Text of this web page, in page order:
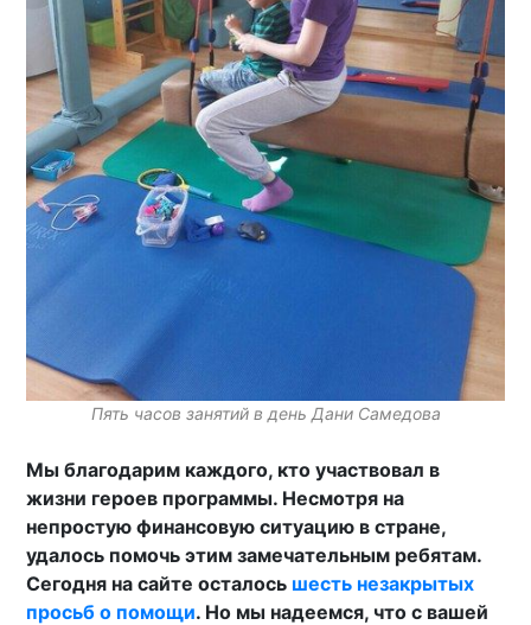
Пять часов занятий в день Дани Самедова
Мы благодарим каждого, кто участвовал в
жизни героев программы. Несмотря на
непростую финансовую ситуацию в стране,
удалось помочь этим замечательным ребятам.
Сегодня на сайте осталось шесть незакрытых
просьб о помощи. Но мы надеемся, что с вашей